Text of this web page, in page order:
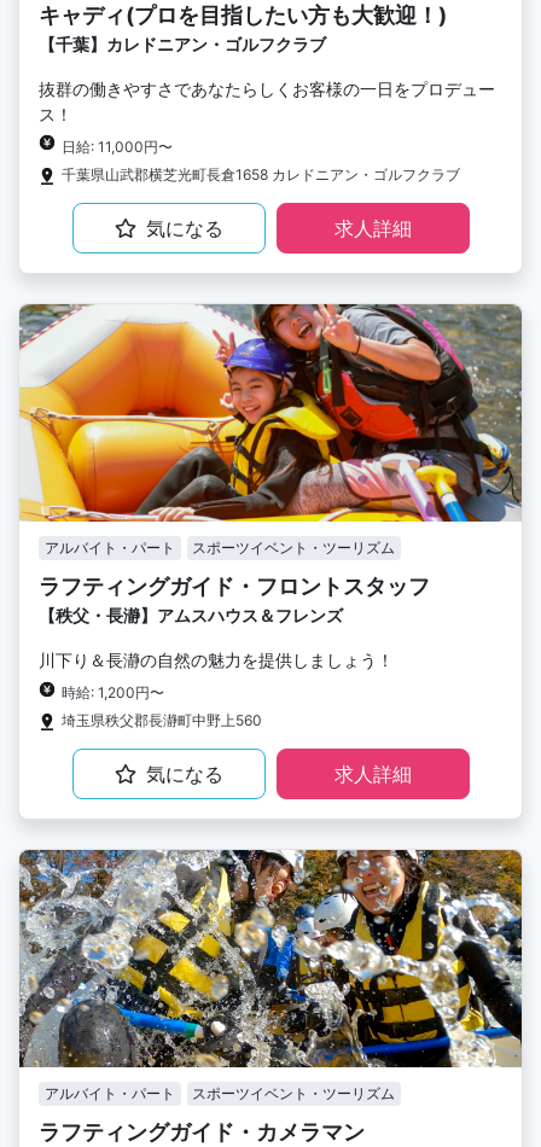
キャディ(プロを目指したい方も大歓迎！)
【千葉】カレドニアン・ゴルフクラブ
抜群の働きやすさであなたらしくお客様の一日をプロデュー
ス！
日給: 11,000円〜
千葉県山武郡横芝光町長倉1658 カレドニアン・ゴルフクラブ
気になる 求人詳細
アルバイト・パート スポーツイベント・ツーリズム
ラフティングガイド・フロントスタッフ
【秩父・長瀞】アムスハウス＆フレンズ
川下り＆長瀞の自然の魅力を提供しましょう！
時給: 1,200円〜
埼玉県秩父郡長瀞町中野上560
気になる 求人詳細
アルバイト・パート スポーツイベント・ツーリズム
ラフティングガイド・カメラマン